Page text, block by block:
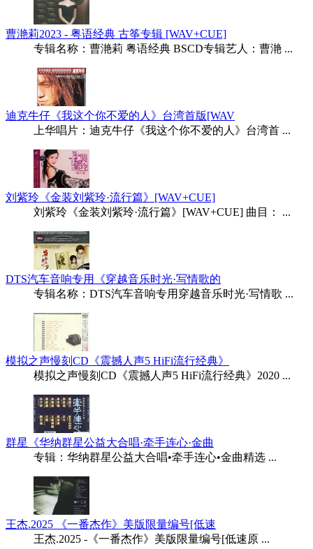
曹滟莉2023 - 粤语经典 古筝专辑 [WAV+CUE]
专辑名称：曹滟莉 粤语经典 BSCD专辑艺人：曹滟 ...
迪克牛仔《我这个你不爱的人》台湾首版[WAV
上华唱片：迪克牛仔《我这个你不爱的人》台湾首 ...
刘紫玲《金装刘紫玲·流行篇》[WAV+CUE]
刘紫玲《金装刘紫玲·流行篇》[WAV+CUE] 曲目： ...
DTS汽车音响专用《穿越音乐时光·写情歌的
专辑名称：DTS汽车音响专用穿越音乐时光·写情歌 ...
模拟之声慢刻CD《震撼人声5 HiFi流行经典》
模拟之声慢刻CD《震撼人声5 HiFi流行经典》2020 ...
群星《华纳群星公益大合唱·牵手连心·金曲
专辑：华纳群星公益大合唱•牵手连心•金曲精选 ...
王杰.2025 《一番杰作》美版限量编号[低速
王杰.2025 -《一番杰作》美版限量编号[低速原 ...